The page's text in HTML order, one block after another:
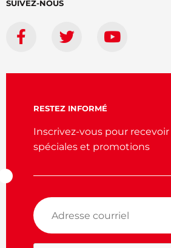
SUIVEZ-NOUS
RESTEZ INFORMÉ
Inscrivez-vous pour
spéciales et promotions
Adresse
courriel